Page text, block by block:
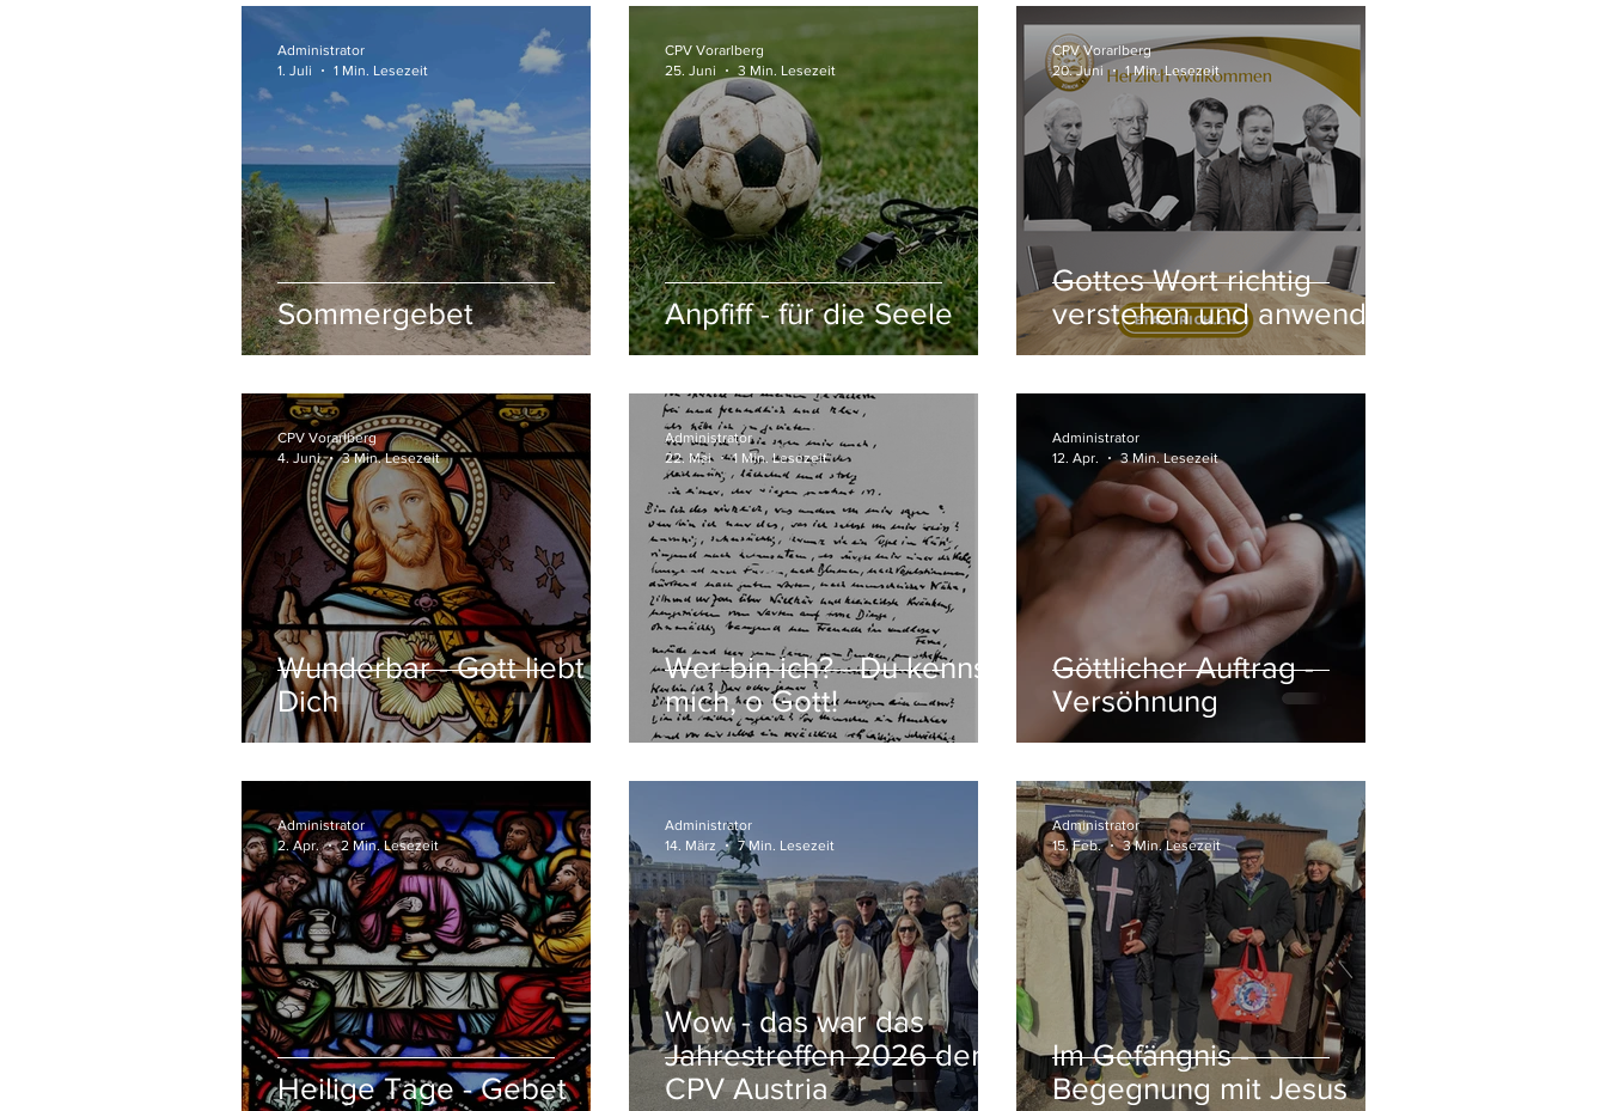
Sommergebet
Administrator
1. Juli
1 Min. Lesezeit
Anpfiff - für die Seele
CPV Vorarlberg
25. Juni
3 Min. Lesezeit
Gottes Wort richtig
verstehen und anwenden
CPV Vorarlberg
20. Juni
1 Min. Lesezeit
Wunderbar - Gott liebt
Dich
CPV Vorarlberg
4. Juni
3 Min. Lesezeit
Wer bin ich? - Du kennst
mich, o Gott!
Administrator
22. Mai
1 Min. Lesezeit
Göttlicher Auftrag -
Versöhnung
Administrator
12. Apr.
3 Min. Lesezeit
Heilige Tage - Gebet
Administrator
2. Apr.
2 Min. Lesezeit
Wow - das war das
Jahrestreffen 2026 der
CPV Austria
Administrator
14. März
7 Min. Lesezeit
Im Gefängnis -
Begegnung mit Jesus
Administrator
15. Feb.
3 Min. Lesezeit